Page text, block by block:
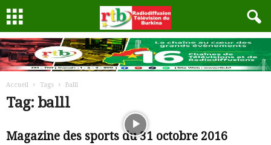
Accueil Tags Balll
Tag: balll
Magazine des sports du 31 octobre 2016